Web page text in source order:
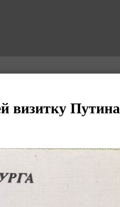
визитку Путина